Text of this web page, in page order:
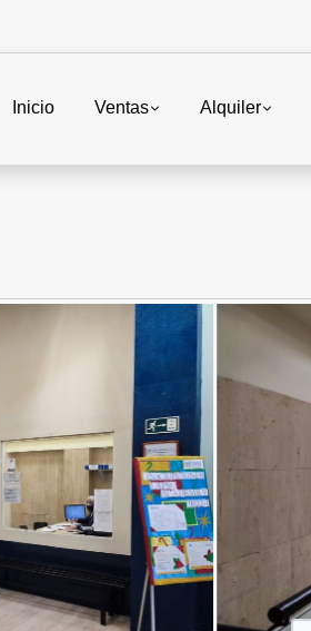
Inicio Ventas Alquiler